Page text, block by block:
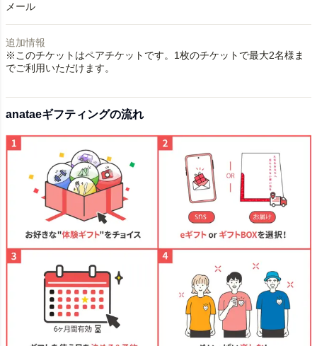
メール
追加情報
※このチケットはペアチケットです。1枚のチケットで最大2名様ま
でご利用いただけます。
anataeギフティングの流れ